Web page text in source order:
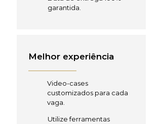
garantida.
Melhor experiência
Video-cases
customizados para cada
vaga.
Utilize ferramentas